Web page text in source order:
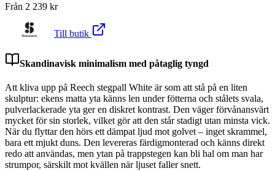
Från 2 239 kr
Till butik
Skandinavisk minimalism med påtaglig tyngd
Att kliva upp på Reech stegpall White är som att stå på en liten
skulptur: ekens matta yta känns len under fötterna och stålets svala,
pulverlackerade yta ger en diskret kontrast. Den väger förvånansvärt
mycket för sin storlek, vilket gör att den står stadigt utan minsta vick.
När du flyttar den hörs ett dämpat ljud mot golvet – inget skrammel,
bara ett mjukt duns. Den levereras färdigmonterad och känns direkt
redo att användas, men ytan på trappstegen kan bli hal om man har
strumpor, särskilt mot kvällen när ljuset faller snett.